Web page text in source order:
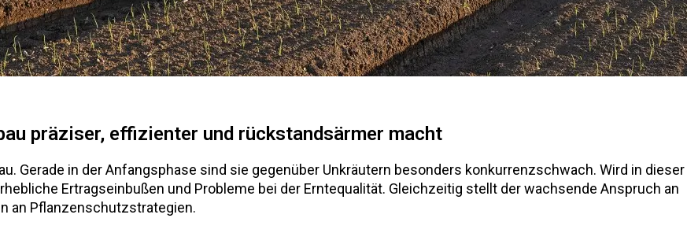
präziser, effizienter und rückstandsärmer macht
Gerade in der Anfangsphase sind sie gegenüber Unkräutern besonders konkurrenzschwach. Wird in dieser
Ertragseinbußen und Probleme bei der Erntequalität. Gleichzeitig stellt der wachsende Anspruch an
an Pflanzenschutzstrategien.